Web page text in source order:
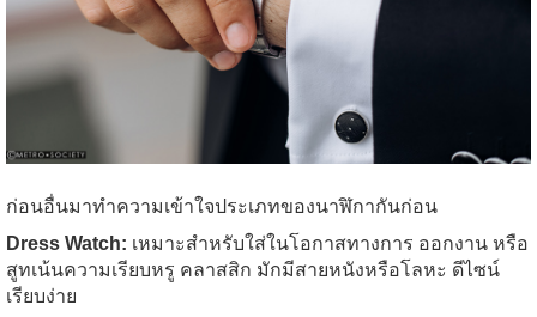
ก่อนอื่นมาทำความเข้าใจประเภทของนาฬิกากันก่อน
Dress Watch: เหมาะสำหรับใส่ในโอกาสทางการ ออกงาน หรือ
สูทเน้นความเรียบหรู คลาสสิก มักมีสายหนังหรือโลหะ ดีไซน์
เรียบง่าย